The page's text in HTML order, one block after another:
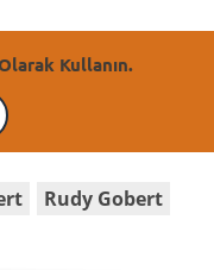
Kullanın.
Rudy Gobert